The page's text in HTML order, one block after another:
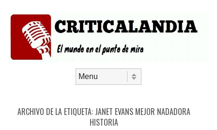
ARCHIVO DE LA ETIQUETA: JANET EVANS MEJOR NADADORA
HISTORIA